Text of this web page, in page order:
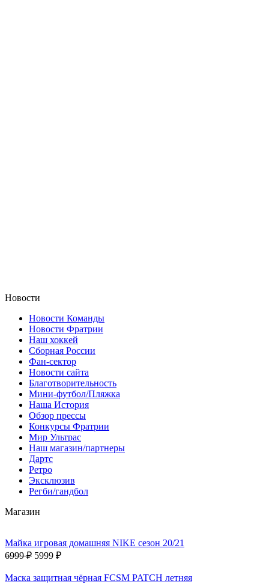
Новости
Новости Команды
Новости Фратрии
Наш хоккей
Сборная России
Фан-cектор
Новости сайта
Благотворительность
Мини-футбол/Пляжка
Наша История
Обзор прессы
Конкурсы Фратрии
Мир Ультрас
Наш магазин/партнеры
Дартс
Ретро
Эксклюзив
Регби/гандбол
Магазин
Майка игровая домашняя NIKE сезон 20/21
6999 ₽ 5999 ₽
Маска защитная чёрная FCSM PATCH летняя